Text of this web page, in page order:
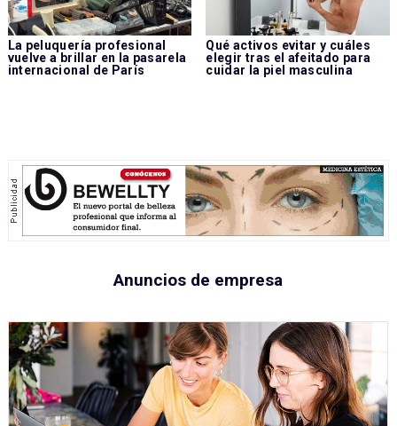
La peluquería profesional
vuelve a brillar en la pasarela
internacional de París
Qué activos evitar y cuáles
elegir tras el afeitado para
cuidar la piel masculina
Anuncios de empresa